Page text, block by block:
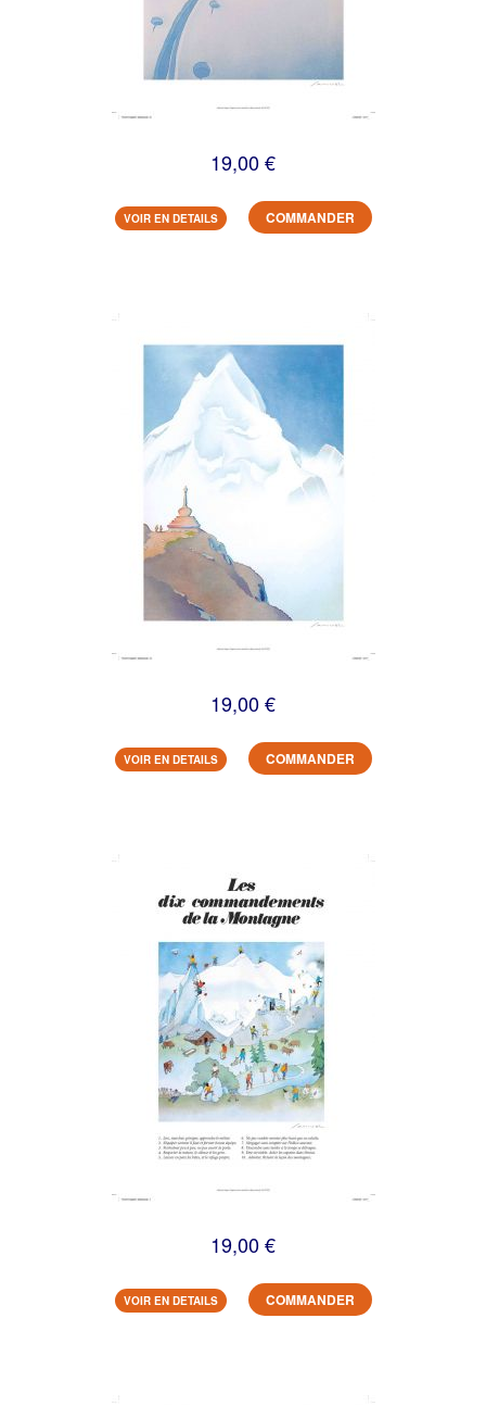
19,00 €
VOIR EN DETAILS COMMANDER
19,00 €
VOIR EN DETAILS COMMANDER
19,00 €
VOIR EN DETAILS COMMANDER